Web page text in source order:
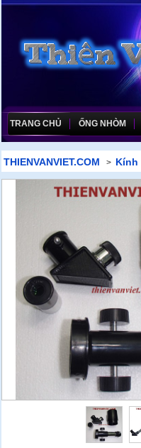
TRANG CHỦ ỐNG NHÒM
THIENVANVIET.COM > Kính